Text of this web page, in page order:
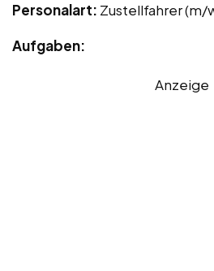
Personalart: Zustellfahrer (m/
Aufgaben:
Anzeige